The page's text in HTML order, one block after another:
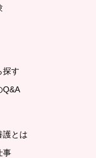
探す
Q&A
護とは
事